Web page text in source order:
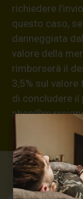
richiedere
questo caso,
danneggiata
valore della
rimborserà il
3,5% sul
di concludere il